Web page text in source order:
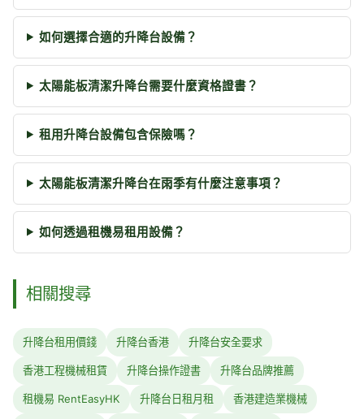
如何選擇合適的升降台設備？
太陽能板清潔升降台需要什麼資格證書？
租用升降台設備包含保險嗎？
太陽能板清潔升降台在雨季有什麼注意事項？
如何透過租機易租用設備？
相關搜尋
升降台租用價錢 升降台香港 升降台安全要求
香港工程機械租賃 升降台操作證書 升降台品牌推薦
租機易 RentEasyHK 升降台日租月租 香港建造業機械